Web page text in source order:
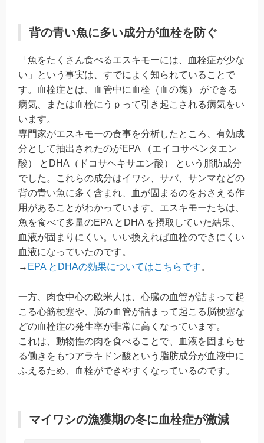
背の青い魚に多い成分が血栓を防ぐ
「魚をたくさん食べるエスキモーには、血栓症が少な
い」という事実は、すでによく知られていることで
す。血栓症とは、血管中に血栓（血の塊） ができる
病気、または血栓にうｐって引き起こされる病気をい
います。
専門家がエスキモーの食事を分析したところ、有効成
分として抽出されたのがEPA （エイコサペンタエン
酸） とDHA（ドコサヘキサエン酸） という脂肪成分
でした。これらの成分はイワシ、サバ、サンマなどの
背の青い魚に多く含まれ、血が固まるのをおさえる作
用があることがわかっています。エスキモーたちは、
魚を食べて多量のEPA とDHA を摂取していた結果、
血液が固まりにくい。いい換えれば血栓のできにくい
血液になっていたのです。
→ EPA とDHAの効果についてはこちらです。
一方、肉食中心の欧米人は、心臓の血管が詰まって起
こる心筋梗塞や、脳の血管が詰まって起こる脳梗塞な
どの血栓症の発生率が非常に高くなっています。
これは、動物性の肉を食べることで、血液を固まらせ
る働きをもつアラキドン酸という脂肪成分が血液中に
ふえるため、血栓ができやすくなっているのです。
マイワシの漁獲期の冬に血栓症が激減